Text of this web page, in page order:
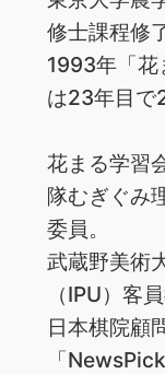
修士課程修了
1993年「花
は23年目で
花まる学習
隊むぎぐみ
委員。
武蔵野美術
（IPU）客
日本棋院顧
「